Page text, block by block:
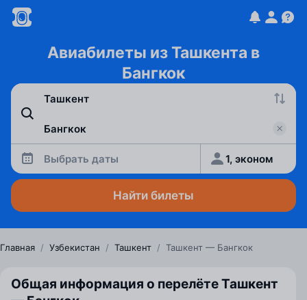
Авиабилеты из Ташкента в
Бангкок
Выбрать даты 1, эконом
Найти билеты
Главная / Узбекистан / Ташкент / Ташкент — Бангкок
Общая информация о перелёте Ташкент